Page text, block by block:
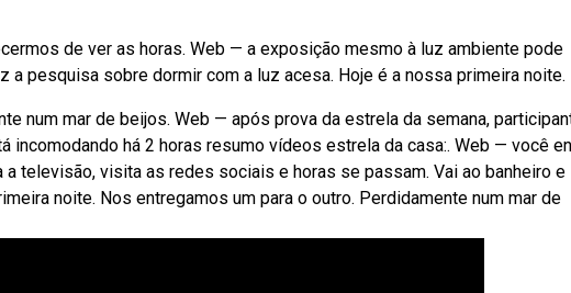
de ver as horas. Web — a exposição mesmo à luz ambiente pode
a pesquisa sobre dormir com a luz acesa. Hoje é a nossa primeira noite.
num mar de beijos. Web — após prova da estrela da semana,
incomodando há 2 horas resumo vídeos estrela da casa:. Web — você
televisão, visita as redes sociais e horas se passam. Vai ao banheiro e
noite. Nos entregamos um para o outro. Perdidamente num mar de